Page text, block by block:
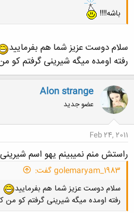
باشه!!!!
سلام دوست عزیز شما هم بفرمایید
رفته اومده میگه شیرینی گرفتم کو
Alon strange
عضو جدید
Feb 24, 2011
راستش منم نمیبینم یهو اسم
golemaryam_1983 گفت:
سلام دوست عزیز شما هم بفرمایید
رفته اومده میگه شیرینی گرفتم کو من